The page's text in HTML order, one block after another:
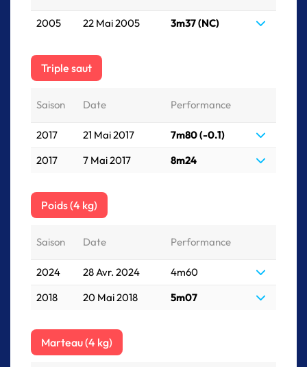
2005 22 Mai 2005 3m37 (NC)
Triple saut
Saison Date Performance
2017 21 Mai 2017
7m80 (-0.1)
2017
7 Mai 2017 8m24
Poids (4 kg)
Saison Date Performance
2024 28 Avr. 2024
4m60
2018
20 Mai 2018 5m07
Marteau (4 kg)